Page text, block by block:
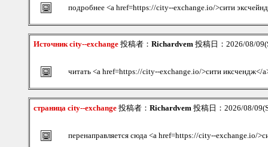
подробнее <a href=https://city--exchange.io/>сити
Источник city--exchange 投稿者： Richardvem 投稿日：2026/08/
читать <a href=https://city--exchange.io/>сити иксчендж</
страница city--exchange 投稿者： Richardvem 投稿日：2026/08/
перенаправляется сюда <a href=https://city--exchange.io/